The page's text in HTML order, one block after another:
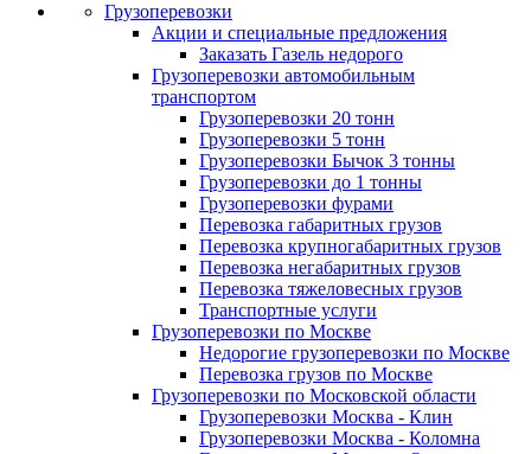
Грузоперевозки
Акции и специальные предложения
Заказать Газель недорого
Грузоперевозки автомобильным
транспортом
Грузоперевозки 20 тонн
Грузоперевозки 5 тонн
Грузоперевозки Бычок 3 тонны
Грузоперевозки до 1 тонны
Грузоперевозки фурами
Перевозка габаритных грузов
Перевозка крупногабаритных грузов
Перевозка негабаритных грузов
Перевозка тяжеловесных грузов
Транспортные услуги
Грузоперевозки по Москве
Недорогие грузоперевозки по Москве
Перевозка грузов по Москве
Грузоперевозки по Московской области
Грузоперевозки Москва - Клин
Грузоперевозки Москва - Коломна